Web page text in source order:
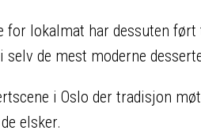
for lokalmat har dessuten
de mest moderne
i Oslo der tradisjon
elsker.